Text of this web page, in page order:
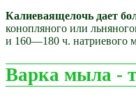
Калиеваящелочь дает
конопляного или
и 160—180 ч. натриевого
Варка мыла -